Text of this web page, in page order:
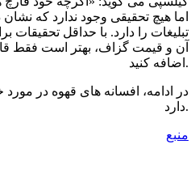
اما هیچ تحقیقی وجود ندارد که
تبلیغات را دارد. با حداقل تحقیقات
آن و قیمت گزاف، بهتر است فقط
اضافه کنید.
در ادامه، افسانه های قهوه در
دارد.
منبع